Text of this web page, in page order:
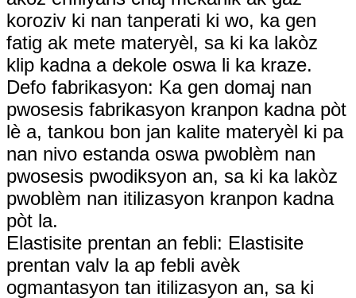
koroziv ki nan tanperati ki wo, ka gen
fatig ak mete materyèl, sa ki ka lakòz
klip kadna a dekole oswa li ka kraze.
Defo fabrikasyon: Ka gen domaj nan
pwosesis fabrikasyon kranpon kadna pòt
lè a, tankou bon jan kalite materyèl ki pa
nan nivo estanda oswa pwoblèm nan
pwosesis pwodiksyon an, sa ki ka lakòz
pwoblèm nan itilizasyon kranpon kadna
pòt la.
Elastisite prentan an febli: Elastisite
prentan valv la ap febli avèk
ogmantasyon tan itilizasyon an, sa ki